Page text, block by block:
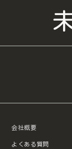
会社概要
よくある質問